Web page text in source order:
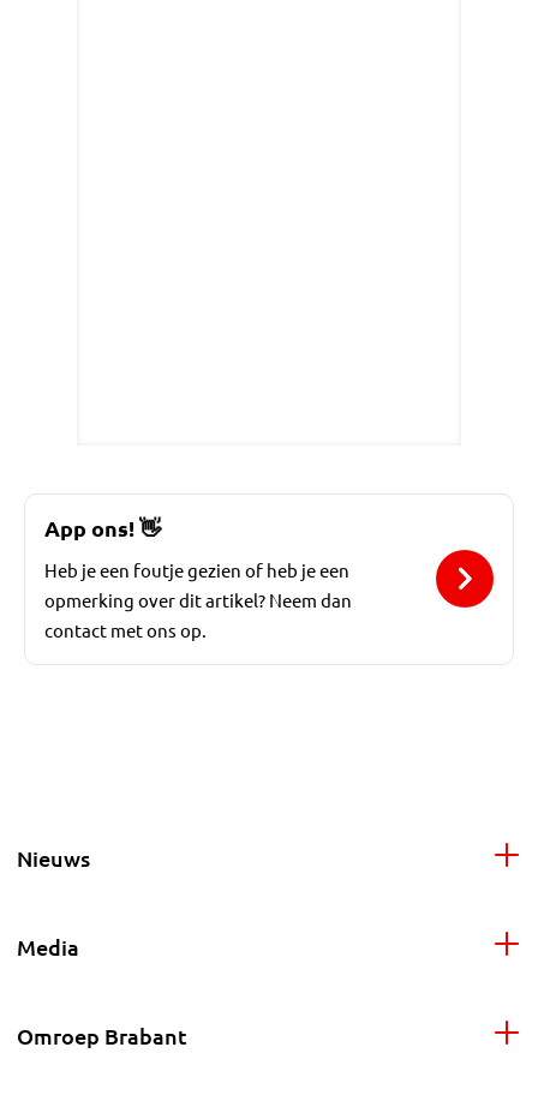
App ons! 👋
Heb je een foutje gezien of heb je een
opmerking over dit artikel? Neem dan
contact met ons op.
Nieuws
Media
Omroep Brabant